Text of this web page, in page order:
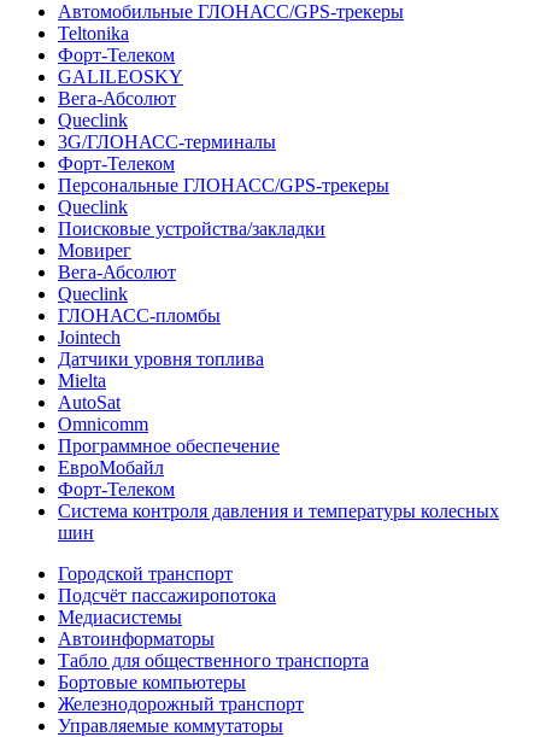
Автомобильные ГЛОНАСС/GPS-трекеры
Teltonika
Форт-Телеком
GALILEOSKY
Вега-Абсолют
Queclink
3G/ГЛОНАСС-терминалы
Форт-Телеком
Персональные ГЛОНАСС/GPS-трекеры
Queclink
Поисковые устройства/закладки
Мовирег
Вега-Абсолют
Queclink
ГЛОНАСС-пломбы
Jointech
Датчики уровня топлива
Mielta
AutoSat
Omnicomm
Программное обеспечение
ЕвроМобайл
Форт-Телеком
Система контроля давления и температуры колесных
шин
Городской транспорт
Подсчёт пассажиропотока
Медиасистемы
Автоинформаторы
Табло для общественного транспорта
Бортовые компьютеры
Железнодорожный транспорт
Управляемые коммутаторы